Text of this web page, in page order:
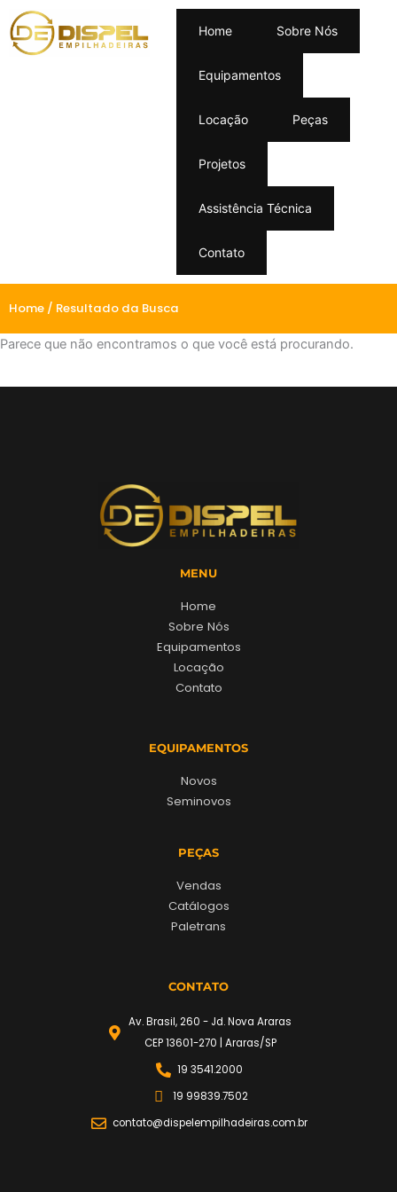
Home Sobre Nós
Equipamentos
Locação Peças
Projetos
Assistência Técnica
Contato
Home / Resultado da Busca
Parece que não encontramos o que você está procurando.
MENU
Home
Sobre Nós
Equipamentos
Locação
Contato
EQUIPAMENTOS
Novos
Seminovos
PEÇAS
Vendas
Catálogos
Paletrans
CONTATO
Av. Brasil, 260 - Jd. Nova Araras
CEP 13601-270 | Araras/SP
19 3541.2000
19 99839.7502
contato@dispelempilhadeiras.com.br